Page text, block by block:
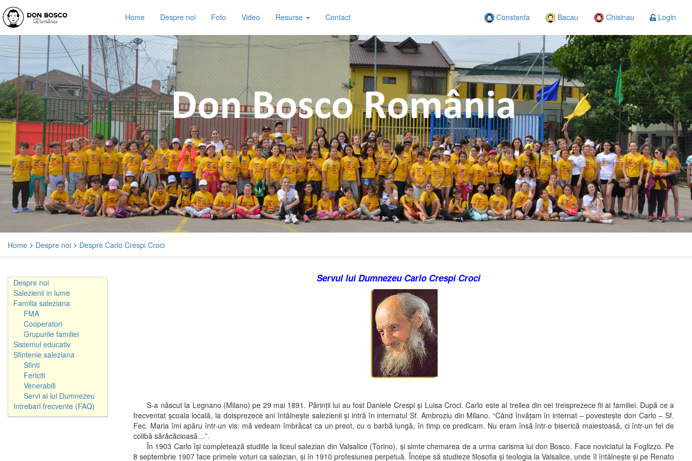
Home Despre noi Foto Video Resurse Contact Constanta Bacau Chisinau Login
Home > Despre noi > Despre Carlo Crespi Croci
Despre noi
Salezienii in lume
Familia saleziana
FMA
Cooperatori
Grupurile familiei
Sistemul educativ
Sfintenie saleziana
Sfinti
Fericiti
Venerabili
Servi ai lui Dumnezeu
Intrebari frecvente (FAQ)
Servul lui Dumnezeu Carlo Crespi Croci
S-a născut la Legnano (Milano) pe 29 mai 1891. Părinţii lui au fost Daniele Crespi şi Luisa Croci. Carlo este al treilea din cei treisprezece fii ai familiei. După ce a
frecventat şcoala locală, la doisprezece ani întâlneşte salezienii şi intră în internatul Sf. Ambroziu din Milano. “Când învăţam în internat – povesteşte don Carlo – Sf.
Fec. Maria îmi apăru într-un vis: mă vedeam îmbrăcat ca un preot, cu o barbă lungă, în timp ce predicam. Nu eram însă într-o biserică maiestoasă, ci într-un fel de
colibă sărăcăcioasă…”.
În 1903 Carlo îşi completează studiile la liceul salezian din Valsalice (Torino), şi simte chemarea de a urma carisma lui don Bosco. Face noviciatul la Foglizzo. Pe
8 septembrie 1907 face primele voturi ca salezian, şi în 1910 profesiunea perpetuă. Începe să studieze filosofia şi teologia la Valsalice, unde îl întâlneşte şi pe Renato